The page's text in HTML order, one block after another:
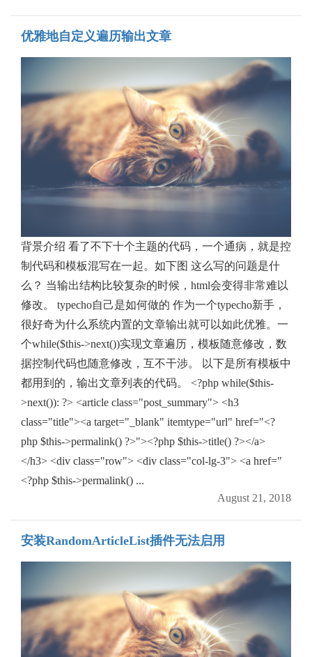
优雅地自定义遍历输出文章
背景介绍 看了不下十个主题的代码，一个通病，就是控
制代码和模板混写在一起。如下图 这么写的问题是什
么？ 当输出结构比较复杂的时候，html会变得非常难以
修改。 typecho自己是如何做的 作为一个typecho新手，
很好奇为什么系统内置的文章输出就可以如此优雅。一
个while($this->next())实现文章遍历，模板随意修改，数
据控制代码也随意修改，互不干涉。 以下是所有模板中
都用到的，输出文章列表的代码。 <?php while($this-
>next()): ?> <article class="post_summary"> <h3
class="title"><a target="_blank" itemtype="url" href="<?
php $this->permalink() ?>"><?php $this->title() ?></a>
</h3> <div class="row"> <div class="col-lg-3"> <a href="
<?php $this->permalink() ...
August 21, 2018
安装RandomArticleList插件无法启用